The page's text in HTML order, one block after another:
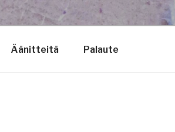
Äänitteitä Palaute